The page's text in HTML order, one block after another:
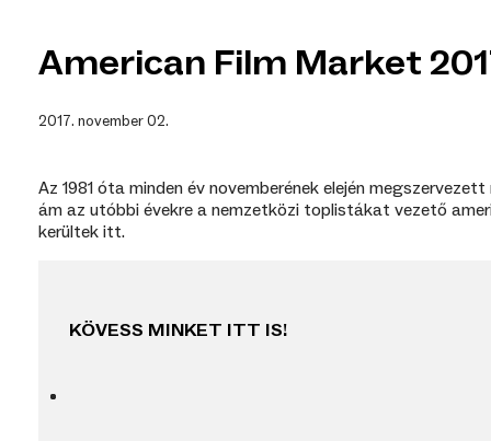
American Film Market
2017. november 02.
Az 1981 óta minden év novemberének elején
ám az utóbbi évekre a nemzetközi toplistákat vezető
kerültek itt.
KÖVESS MINKET ITT IS!